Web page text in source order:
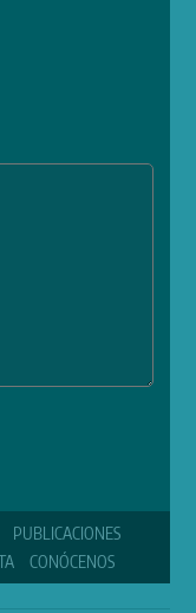
PUBLICACIONES
CONÓCENOS